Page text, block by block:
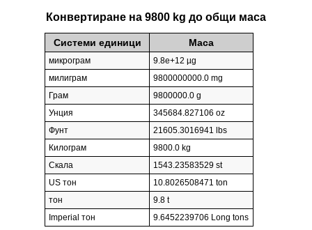
Конвертиране на 9800 kg до общи маса
Системи единици Маса
микрограм
9.8e+12 µg
милиграм
9800000000.0 mg
Грам
9800000.0 g
Унция
345684.827106 oz
Фунт
21605.3016941 lbs
Килограм
9800.0 kg
Скала
1543.23583529 st
US тон
10.8026508471 ton
тон
9.8 t
Imperial тон
9.6452239706 Long tons